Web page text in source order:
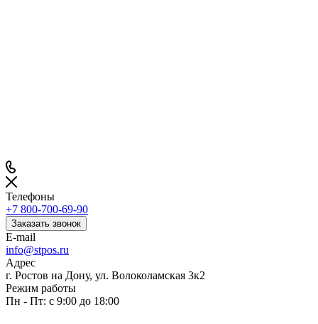
Телефоны
+7 800-700-69-90
Заказать звонок
E-mail
info@stpos.ru
Адрес
г. Ростов на Дону, ул. Волоколамская 3к2
Режим работы
Пн - Пт: с 9:00 до 18:00